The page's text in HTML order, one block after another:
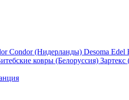
Condor (Нидерланды) Desoma Edel
ковры (Белоруссия) Зартекс